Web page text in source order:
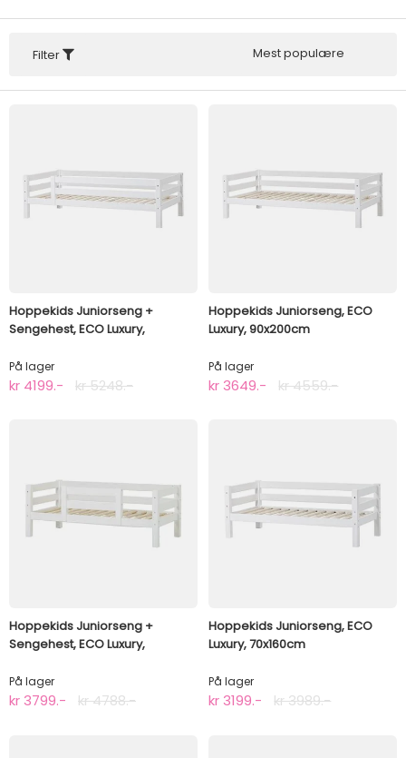
Filter Mest populære
Hoppekids Juniorseng +
Sengehest, ECO Luxury,
På lager
kr 4199.- kr 5248.-
Hoppekids Juniorseng, ECO
Luxury, 90x200cm
På lager
kr 3649.- kr 4559.-
Hoppekids Juniorseng +
Sengehest, ECO Luxury,
På lager
kr 3799.- kr 4788.-
Hoppekids Juniorseng, ECO
Luxury, 70x160cm
På lager
kr 3199.- kr 3989.-